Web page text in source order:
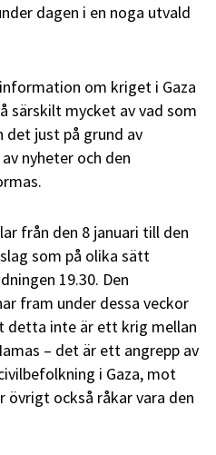
dagen i en noga utvald
om kriget i Gaza
särskilt mycket av vad som
det just på grund av
nyheter och den
från den 8 januari till den
som på olika sätt
19.30. Den
fram under dessa veckor
detta inte är ett krig mellan
– det är ett angrepp av
i Gaza, mot
övrigt också råkar vara den